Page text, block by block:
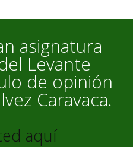
asignatura
Levante
de opinión
Caravaca.
aquí